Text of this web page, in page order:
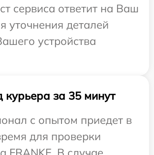
сервиса ответит на Ваш
уточнения деталей
устройства
курьера за 35 минут
с опытом приедет в
для проверки